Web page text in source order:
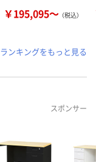
￥195,095～ （税込）
ランキングをもっと見る
スポンサー